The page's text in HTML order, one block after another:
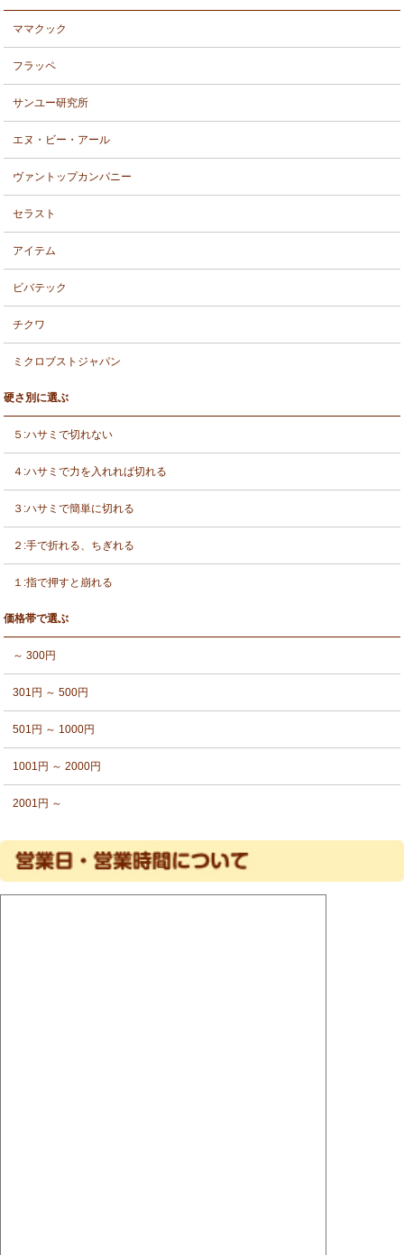
ママクック
フラッペ
サンユー研究所
エヌ・ビー・アール
ヴァントップカンパニー
セラスト
アイテム
ビバテック
チクワ
ミクロブストジャパン
硬さ別に選ぶ
５:ハサミで切れない
４:ハサミで力を入れれば切れる
３:ハサミで簡単に切れる
２:手で折れる、ちぎれる
１:指で押すと崩れる
価格帯で選ぶ
～ 300円
301円 ～ 500円
501円 ～ 1000円
1001円 ～ 2000円
2001円 ～